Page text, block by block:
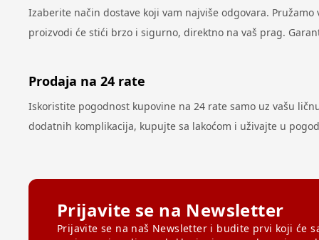
Izaberite način dostave koji vam najviše odgovara.
proizvodi će stići brzo i sigurno, direktno na vaš prag.
Prodaja na 24 rate
Iskoristite pogodnost kupovine na 24 rate samo uz vašu
dodatnih komplikacija, kupujte sa lakoćom i uživajte u
Prijavite se na Newsletter
Prijavite se na naš Newsletter i budite prvi koji će